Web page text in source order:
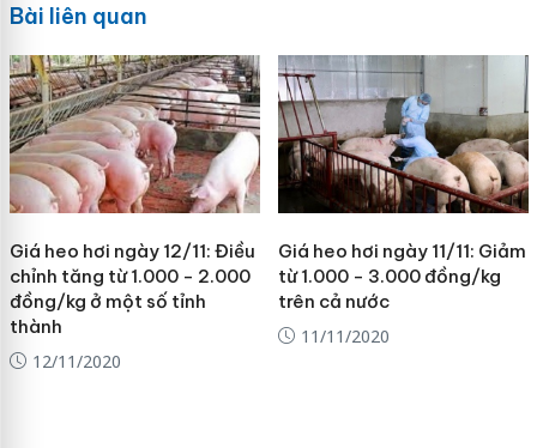
Bài liên quan
Giá heo hơi ngày 12/11: Điều
chỉnh tăng từ 1.000 - 2.000
đồng/kg ở một số tỉnh
thành
12/11/2020
Giá heo hơi ngày 11/11: Giảm
từ 1.000 - 3.000 đồng/kg
trên cả nước
11/11/2020